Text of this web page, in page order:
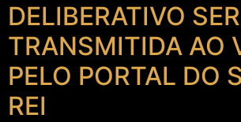
DELIBERATIVO
TRANSMITIDA AO
PELO PORTAL DO
REI